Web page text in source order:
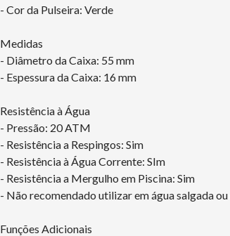
- Cor da Pulseira: Verde
Medidas
- Diâmetro da Caixa: 55 mm
- Espessura da Caixa: 16 mm
Resistência à Água
- Pressão: 20 ATM
- Resistência a Respingos: Sim
- Resistência à Água Corrente: SIm
- Resistência a Mergulho em Piscina: Sim
- Não recomendado utilizar em água salgada
Funções Adicionais